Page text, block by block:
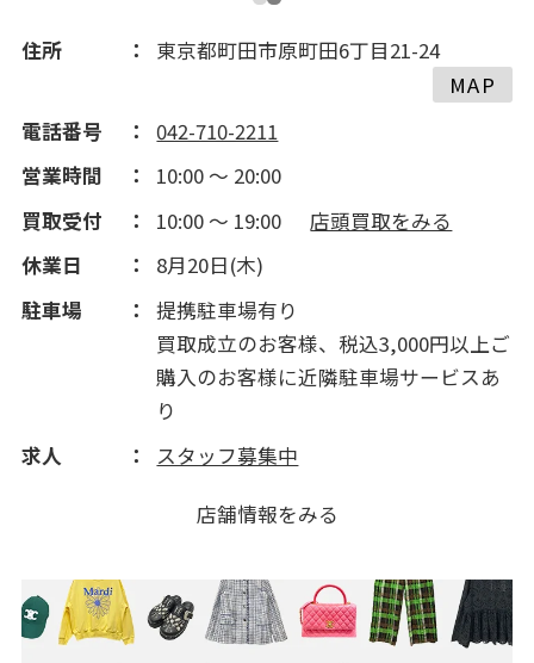
2016(119)
住所
東京都町田市原町田6丁目21-24
MAP
電話番号
042-710-2211
営業時間
10:00 ～ 20:00
買取受付
10:00 ～ 19:00
店頭買取をみる
休業日
8月20日(木)
駐車場
提携駐車場有り
買取成立のお客様、税込3,000円以上ご
購入のお客様に近隣駐車場サービスあ
り
求人
スタッフ募集中
店舗情報をみる